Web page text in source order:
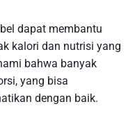
dapat membantu
kalori dan nutrisi yang
bahwa banyak
yang bisa
dengan baik.